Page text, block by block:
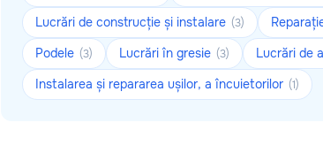
Lucrări de construcție și instalare (3)
Podele (3) Lucrări în gresie (3) Lucrări de
Instalarea și repararea ușilor, a încuietorilor (1)